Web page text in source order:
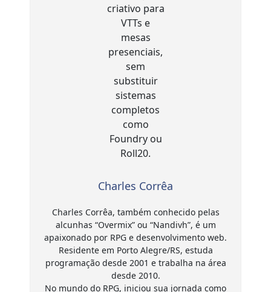
Charles Corrêa
Charles Corrêa, também conhecido pelas
alcunhas “Overmix” ou “Nandivh”, é um
apaixonado por RPG e desenvolvimento web.
Residente em Porto Alegre/RS, estuda
programação desde 2001 e trabalha na área
desde 2010.
No mundo do RPG, iniciou sua jornada como